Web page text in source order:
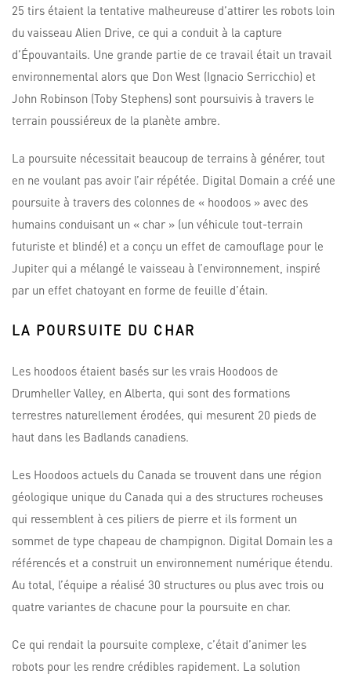
25 tirs étaient la tentative malheureuse d’attirer les robots loin
du vaisseau Alien Drive, ce qui a conduit à la capture
d’Épouvantails. Une grande partie de ce travail était un travail
environnemental alors que Don West (Ignacio Serricchio) et
John Robinson (Toby Stephens) sont poursuivis à travers le
terrain poussiéreux de la planète ambre.
La poursuite nécessitait beaucoup de terrains à générer, tout
en ne voulant pas avoir l’air répétée. Digital Domain a créé une
poursuite à travers des colonnes de « hoodoos » avec des
humains conduisant un « char » (un véhicule tout-terrain
futuriste et blindé) et a conçu un effet de camouflage pour le
Jupiter qui a mélangé le vaisseau à l’environnement, inspiré
par un effet chatoyant en forme de feuille d’étain.
LA POURSUITE DU CHAR
Les hoodoos étaient basés sur les vrais Hoodoos de
Drumheller Valley, en Alberta, qui sont des formations
terrestres naturellement érodées, qui mesurent 20 pieds de
haut dans les Badlands canadiens.
Les Hoodoos actuels du Canada se trouvent dans une région
géologique unique du Canada qui a des structures rocheuses
qui ressemblent à ces piliers de pierre et ils forment un
sommet de type chapeau de champignon. Digital Domain les a
référencés et a construit un environnement numérique étendu.
Au total, l’équipe a réalisé 30 structures ou plus avec trois ou
quatre variantes de chacune pour la poursuite en char.
Ce qui rendait la poursuite complexe, c’était d’animer les
robots pour les rendre crédibles rapidement. La solution